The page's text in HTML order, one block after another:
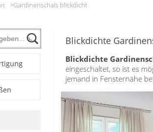
Standardgrößen
Maß
Rollo
Gardinenschals blickdicht
Blickdichte
Blickdichte
eingeschaltet, so ist es
jemand in Fensternähe